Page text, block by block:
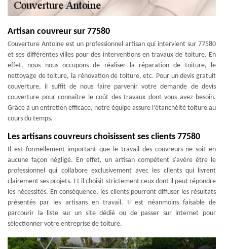
Artisan couvreur sur 77580
Couverture Antoine est un professionnel artisan qui intervient sur 77580
et ses différentes villes pour des interventions en travaux de toiture. En
effet, nous nous occupons de réaliser la réparation de toiture, le
nettoyage de toiture, la rénovation de toiture, etc. Pour un devis gratuit
couverture, il suffit de nous faire parvenir votre demande de devis
couverture pour connaître le coût des travaux dont vous avez besoin.
Grâce à un entretien efficace, notre équipe assure l’étanchéité toiture au
cours du temps.
Les artisans couvreurs choisissent ses clients 77580
Il est formellement important que le travail des couvreurs ne soit en
aucune façon négligé. En effet, un artisan compétent s'avère être le
professionnel qui collabore exclusivement avec les clients qui livrent
clairement ses projets. Et il choisit strictement ceux dont il peut répondre
les nécessités. En conséquence, les clients pourront diffuser les résultats
présentés par les artisans en travail. Il est néanmoins faisable de
parcourir la liste sur un site dédié ou de passer sur internet pour
sélectionner votre entreprise de toiture.